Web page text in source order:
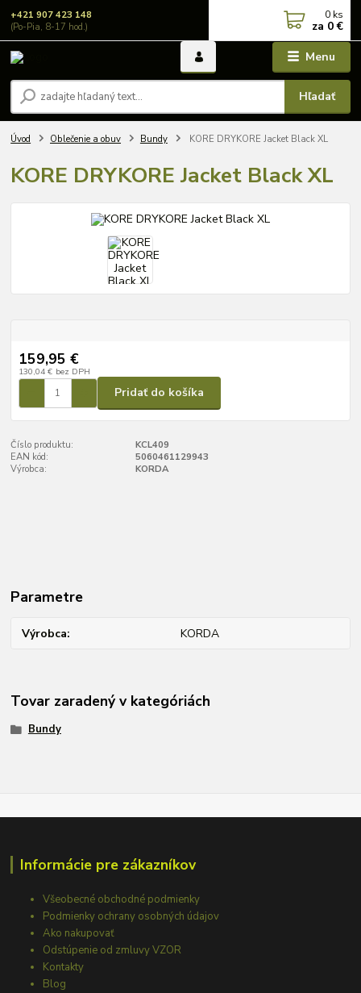
Menu
Hľadať
+421 907 423 148
(Po-Pia, 8-17 hod.)
0 ks
za 0 €
Úvod Oblečenie a obuv Bundy KORE DRYKORE Jacket Black XL
KORE DRYKORE Jacket Black XL
159,95 €
130,04 € bez DPH
Pridať do košíka
Číslo produktu:
KCL409
EAN kód:
5060461129943
Výrobca:
KORDA
Parametre
Výrobca KORDA
Tovar zaradený v kategóriách
Bundy
Informácie pre zákazníkov
Všeobecné obchodné podmienky
Podmienky ochrany osobných údajov
Ako nakupovať
Odstúpenie od zmluvy VZOR
Kontakty
Blog